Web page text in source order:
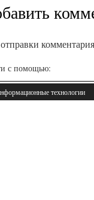
с помощью:
технологии